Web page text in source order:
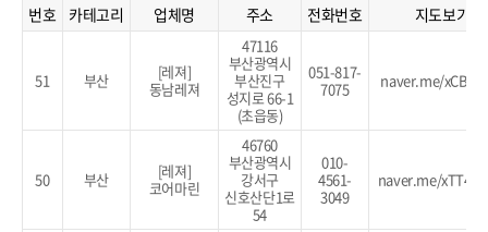
번호
카테고리 업체명 주소 전화번호 지도보기
51 부산
[레져]
동남레져
47116
부산광역시
부산진구
성지로 66-1
(초읍동)
051-817-
7075
naver.me/
50 부산
[레져]
코어마린
46760
부산광역시
강서구
신호산단1로
54
010-
4561-
3049
naver.me/